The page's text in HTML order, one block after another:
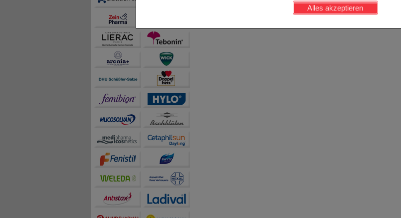
Diese Cookies werden genutzt um das Einkaufserlebnis noch
beispielsweise für die Wiedererkennung des Besuchers oder unsere Seite
Inhalte anzuzeigen und unser Partnerprogramm zu betreiben.
Statistik & Tracking:
sammeln, mit deren Hilfe wir unsere Website weiter für Sie optimieren
auch die Werbung auf Drittseiten möglichst relevant für Sie zu gestalten.
teilweise an Dritte wie z.B. Google oder soziale Medien übertragen werden.
Alles akzeptieren